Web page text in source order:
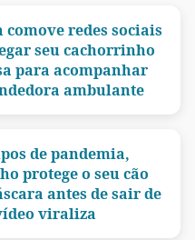
comove redes sociais
seu cachorrinho
para acompanhar
ambulante
de pandemia,
protege o seu cão
antes de sair de
viraliza